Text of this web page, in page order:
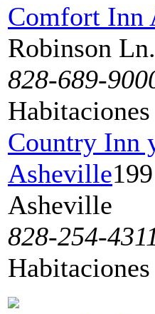
Comfort Inn
Robinson
828-689-
Habitaciones
Country Inn
Asheville
Asheville
828-254-4311
Habitaciones